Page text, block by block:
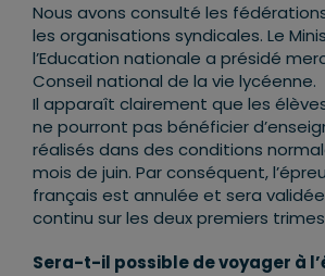
Nous avons consulté les
les organisations syndicales. Le
l’Education nationale a présidé
Conseil national de la vie lycéenne.
Il apparaît clairement que les
ne pourront pas bénéficier
réalisés dans des conditions
mois de juin. Par conséquent,
français est annulée et sera
continu sur les deux premiers
Sera-t-il possible de voyager à